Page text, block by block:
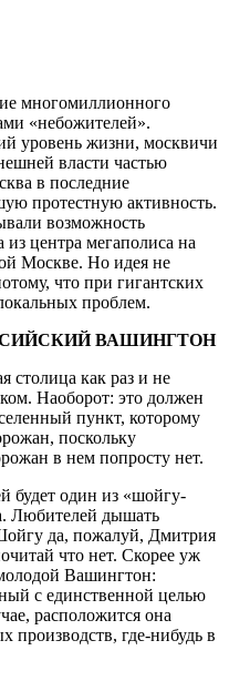
многомиллионного
«небожителей».
уровень жизни, москвичи
власти частью
в последние
протестную активность.
возможность
из центра мегаполиса на
Москве. Но идея не
что при гигантских
проблем.
ВАШИНГТОН
столица как раз и не
Наоборот: это должен
пункт, которому
поскольку
в нем попросту нет.
будет один из «шойгу-
Любителей дышать
да, пожалуй, Дмитрия
что нет. Скорее уж
Вашингтон:
с единственной целью
расположится она
производств, где-нибудь в